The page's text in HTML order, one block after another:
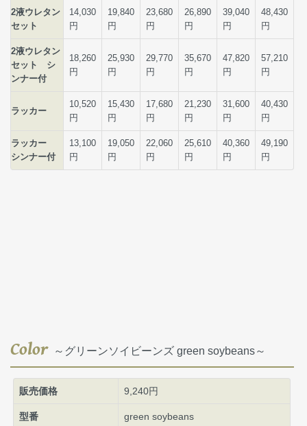
Color～グリーンソイビーンズ green soybeans～
販売価格 9,240円
型番 green soybeans